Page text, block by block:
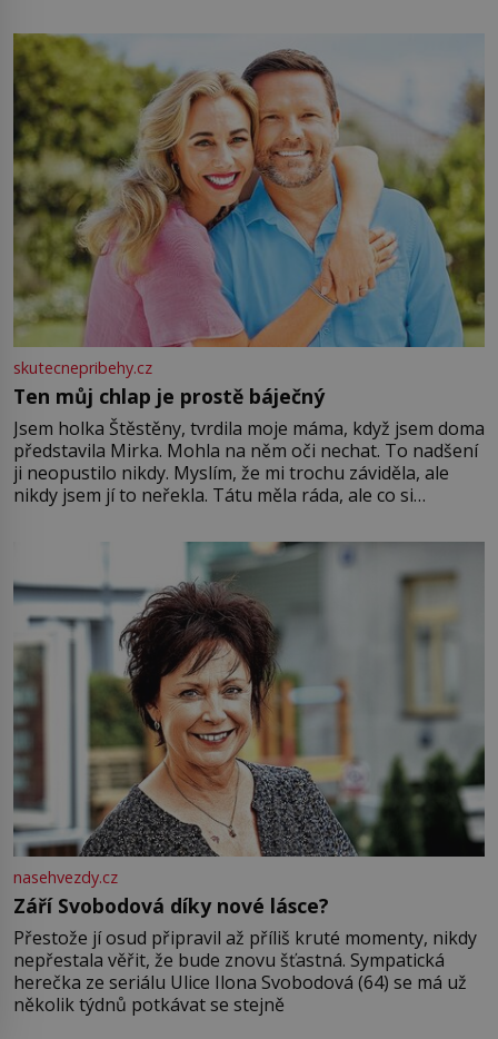
můžete obohatit své rituály a přinést do svého života
větší harmonii a klid. Je důležité
skutecnepribehy.cz
Ten můj chlap je prostě báječný
Jsem holka Štěstěny, tvrdila moje máma, když jsem doma
představila Mirka. Mohla na něm oči nechat. To nadšení
ji neopustilo nikdy. Myslím, že mi trochu záviděla, ale
nikdy jsem jí to neřekla. Tátu měla ráda, ale co si
Jsme spolu moc rádi Tehdy byla jiná doba, když
nasehvezdy.cz
Září Svobodová díky nové lásce?
Přestože jí osud připravil až příliš kruté momenty, nikdy
nepřestala věřit, že bude znovu šťastná. Sympatická
herečka ze seriálu Ulice Ilona Svobodová (64) se má už
několik týdnů potkávat se stejně